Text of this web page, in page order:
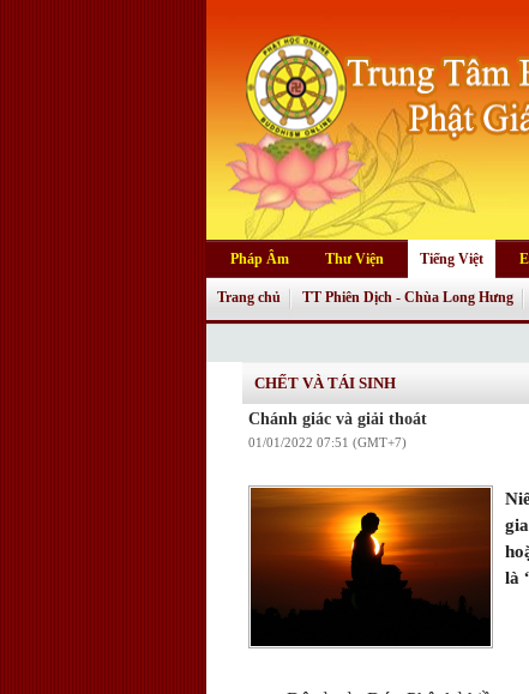
Pháp Âm Thư Viện Tiếng Việt
Trang chủ TT Phiên Dịch - Chùa Long Hưng
CHẾT VÀ TÁI SINH
Chánh giác và giải thoát
01/01/2022 07:51 (GMT+7)
là